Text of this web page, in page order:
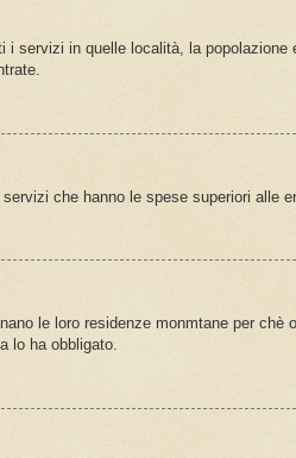
i servizi in quelle località, la
che hanno le spese superiori alle
le loro residenze monmtane per
lo ha obbligato.